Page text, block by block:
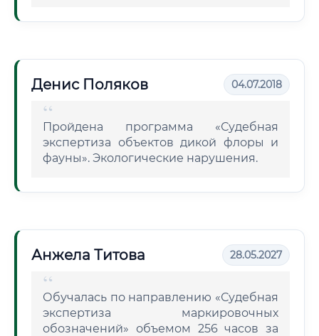
Денис Поляков 04.07.2018
Пройдена программа «Судебная
экспертиза объектов дикой флоры и
фауны». Экологические нарушения.
Анжела Титова 28.05.2027
Обучалась по направлению «Судебная
экспертиза маркировочных
обозначений» объемом 256 часов за